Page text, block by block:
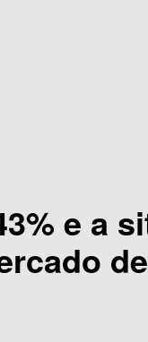
e a